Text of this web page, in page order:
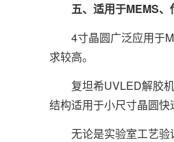
五、适用于MEMS
4寸晶圆广泛应用于
求较高。
复坦希UVLED解胶机
结构适用于小尺寸晶圆快
无论是实验室工艺验